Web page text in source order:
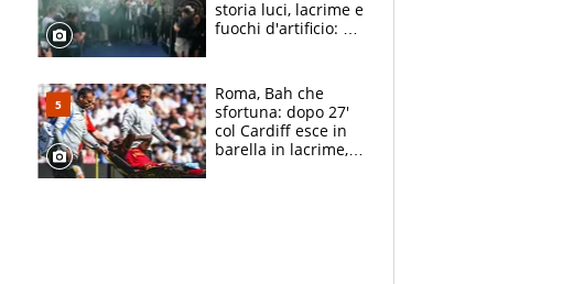
storia luci, lacrime e
fuochi d'artificio: De
Roma, Bah che
sfortuna: dopo 27'
col Cardiff esce in
barella in lacrime,